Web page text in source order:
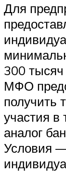
Для
300
МФО
получить
участия в
аналог
Условия